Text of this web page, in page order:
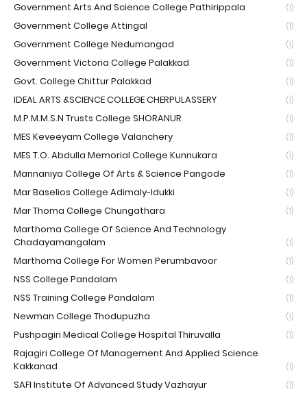
Government Arts And Science College Pathirippala (1)
Government College Attingal (1)
Government College Nedumangad (1)
Government Victoria College Palakkad (1)
Govt. College Chittur Palakkad (1)
IDEAL ARTS &SCIENCE COLLEGE CHERPULASSERY (1)
M.P.M.M.S.N Trusts College SHORANUR (1)
MES Keveeyam College Valanchery (1)
MES T.O. Abdulla Memorial College Kunnukara (1)
Mannaniya College Of Arts & Science Pangode (1)
Mar Baselios College Adimaly-Idukki (1)
Mar Thoma College Chungathara (1)
Marthoma College Of Science And Technology
Chadayamangalam
(1)
Marthoma College For Women Perumbavoor (1)
NSS College Pandalam (1)
NSS Training College Pandalam (1)
Newman College Thodupuzha (1)
Pushpagiri Medical College Hospital Thiruvalla (1)
Rajagiri College Of Management And Applied Science
Kakkanad
(1)
SAFI Institute Of Advanced Study Vazhayur (1)